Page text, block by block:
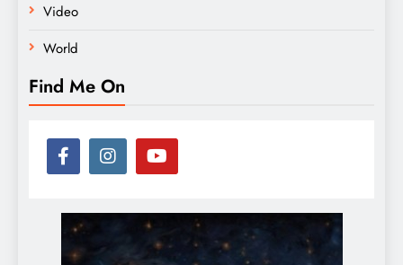
Video
World
Find Me On